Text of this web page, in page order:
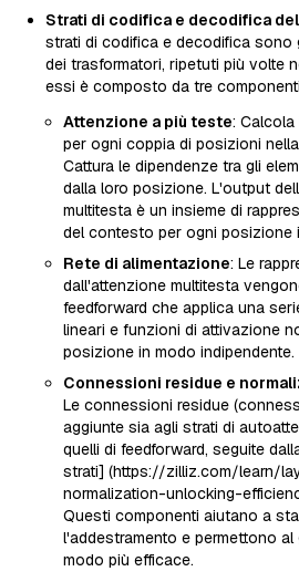
Strati di codifica e decodifica
strati di codifica e decodifica sono
dei trasformatori, ripetuti più volte
essi è composto da tre
Attenzione a più teste:
per ogni coppia di posizioni
Cattura le dipendenze tra gli
dalla loro posizione. L'output
multitesta è un insieme di
del contesto per ogni posizione
Rete di alimentazione: Le
dall'attenzione multitesta
feedforward che applica una
lineari e funzioni di attivazione
posizione in modo indipendente.
Connessioni residue e
Le connessioni residue
aggiunte sia agli strati di
quelli di feedforward, seguite
strati] (https://zilliz.com/learn/
normalization-unlocking-
Questi componenti aiutano a
l'addestramento e permettono al
modo più efficace.